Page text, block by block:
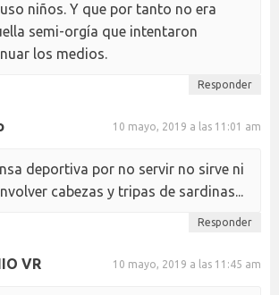
niños. Y que por tanto no era
semi-orgía que intentaron
los medios.
Responder
10 mayo, 2019 a las 11:01 am
deportiva por no servir no sirve ni
cabezas y tripas de sardinas...
Responder
VR 10 mayo, 2019 a las 11:45 am